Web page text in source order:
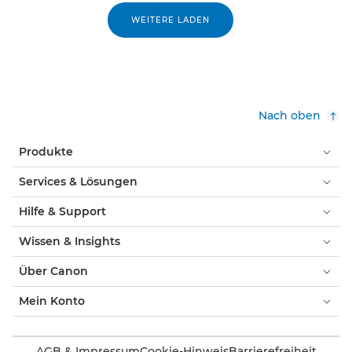
WEITERE LADEN
Nach oben
Produkte
Services & Lösungen
Hilfe & Support
Wissen & Insights
Über Canon
Mein Konto